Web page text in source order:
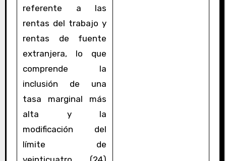
referente a las
rentas del trabajo y
rentas de fuente
extranjera, lo que
comprende la
inclusión de una
tasa marginal más
alta y la
modificación del
límite de